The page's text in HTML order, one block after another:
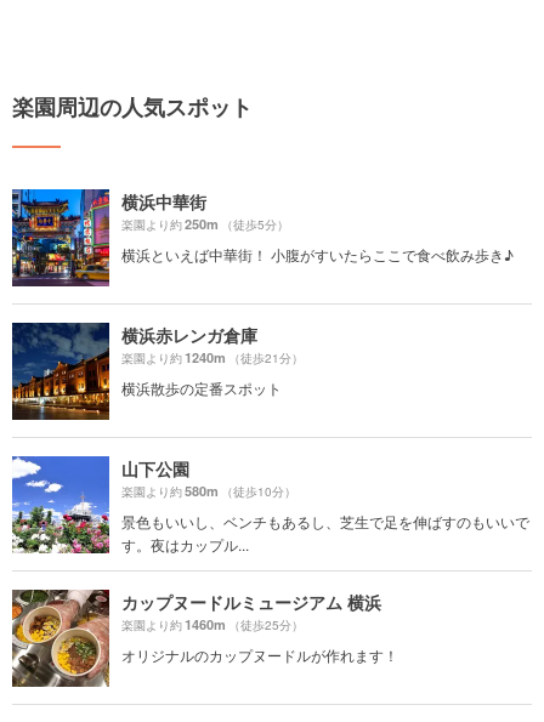
楽園周辺の人気スポット
横浜中華街
楽園より約250m （徒歩5分）
横浜といえば中華街！ 小腹がすいたらここで食べ飲み歩き♪
横浜赤レンガ倉庫
楽園より約1240m （徒歩21分）
横浜散歩の定番スポット
山下公園
楽園より約580m （徒歩10分）
景色もいいし、ベンチもあるし、芝生で足を伸ばすのもいいで
す。夜はカップル...
カップヌードルミュージアム 横浜
楽園より約1460m （徒歩25分）
オリジナルのカップヌードルが作れます！